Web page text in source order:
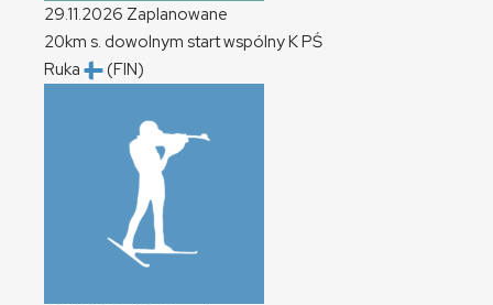
29.11.2026 Zaplanowane
20km s. dowolnym start wspólnyKPŚ
Ruka
(FIN)